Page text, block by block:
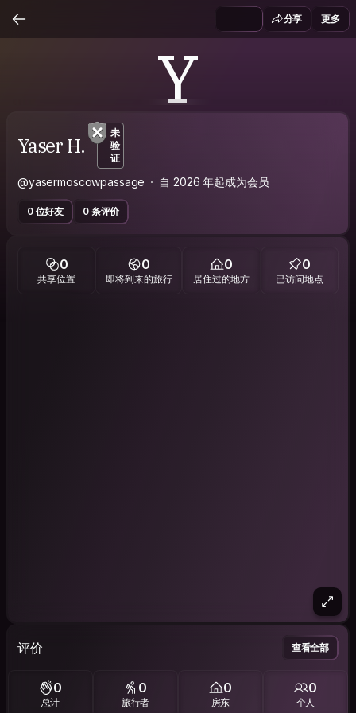
分享 更多
Y
Yaser H.
未
验
证
@yasermoscowpassage 自 2026 年起成为会员
0 位好友 0 条评价
0
共享位置
0
即将到来的旅行
0
居住过的地方
0
已访问地点
评价 查看全部
0
总计
0
旅行者
0
房东
0
个人